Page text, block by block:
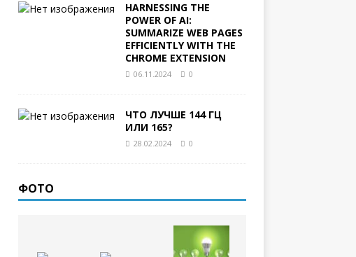
HARNESSING THE
POWER OF AI:
SUMMARIZE WEB PAGES
EFFICIENTLY WITH THE
CHROME EXTENSION
06.11.2024 0
ЧТО ЛУЧШЕ 144 ГЦ
ИЛИ 165?
28.02.2024 0
ФОТО